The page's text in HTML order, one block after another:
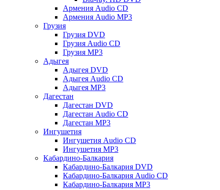
Армения Audio CD
Армения Audio MP3
Грузия
Грузия DVD
Грузия Audio CD
Грузия MP3
Адыгея
Адыгея DVD
Адыгея Audio CD
Адыгея MP3
Дагестан
Дагестан DVD
Дагестан Audio CD
Дагестан MP3
Ингушетия
Ингушетия Audio CD
Ингушетия MP3
Кабардино-Балкария
Кабардино-Балкария DVD
Кабардино-Балкария Audio CD
Кабардино-Балкария MP3